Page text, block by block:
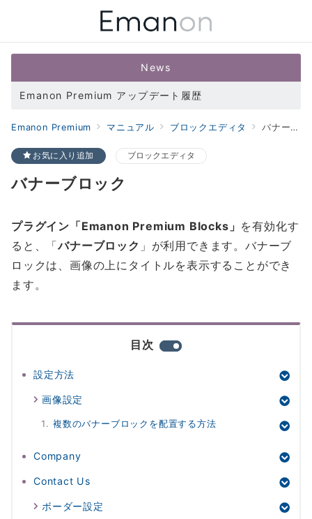
News
Emanon Premium アップデート履歴
Emanon Premium マニュアル ブロックエディタ バナーブロック
お気に入り追加 ブロックエディタ
バナーブロック
プラグイン「Emanon Premium Blocks」 を有効化す
ると、「バナーブロック 」が利用できます。バナーブ
ロックは、画像の上にタイトルを表示することができ
ます。
目次
設定方法
画像設定
複数のバナーブロックを配置する方法
Company
Contact Us
ボーダー設定